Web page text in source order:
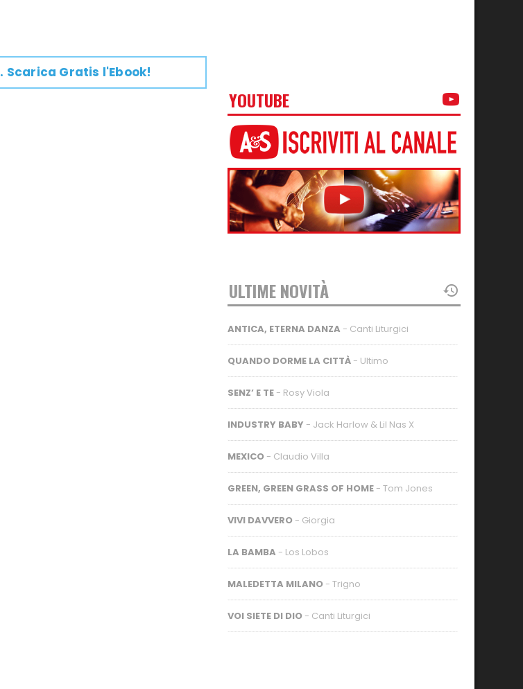
. Scarica Gratis l'Ebook!
YOUTUBE
ULTIME NOVITÀ
ANTICA, ETERNA DANZA - Canti Liturgici
QUANDO DORME LA CITTÀ - Ultimo
SENZ’ E TE - Rosy Viola
INDUSTRY BABY - Jack Harlow & Lil Nas X
MEXICO - Claudio Villa
GREEN, GREEN GRASS OF HOME - Tom Jones
VIVI DAVVERO - Giorgia
LA BAMBA - Los Lobos
MALEDETTA MILANO - Trigno
VOI SIETE DI DIO - Canti Liturgici